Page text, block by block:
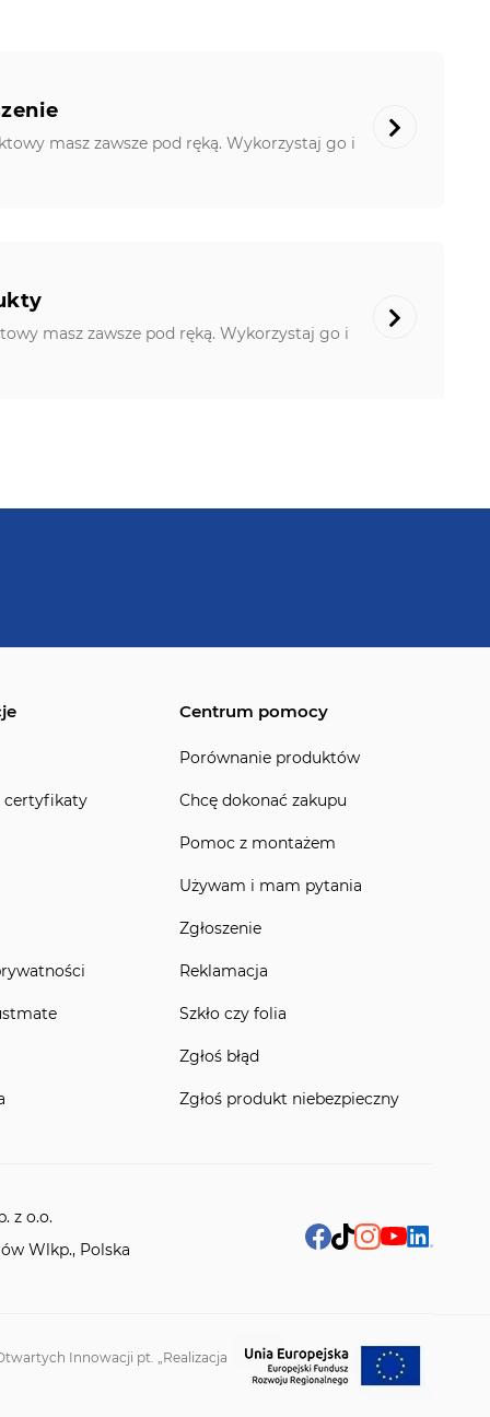
masz zawsze pod ręką. Wykorzystaj go i
masz zawsze pod ręką. Wykorzystaj go i
certyfikaty
Centrum pomocy
Porównanie produktów
Chcę dokonać zakupu
Pomoc z montażem
Używam i mam pytania
Zgłoszenie
Reklamacja
Szkło czy folia
Zgłoś błąd
Zgłoś produkt niebezpieczny
z o.o.
Wlkp., Polska
Innowacji pt. „Realizacja